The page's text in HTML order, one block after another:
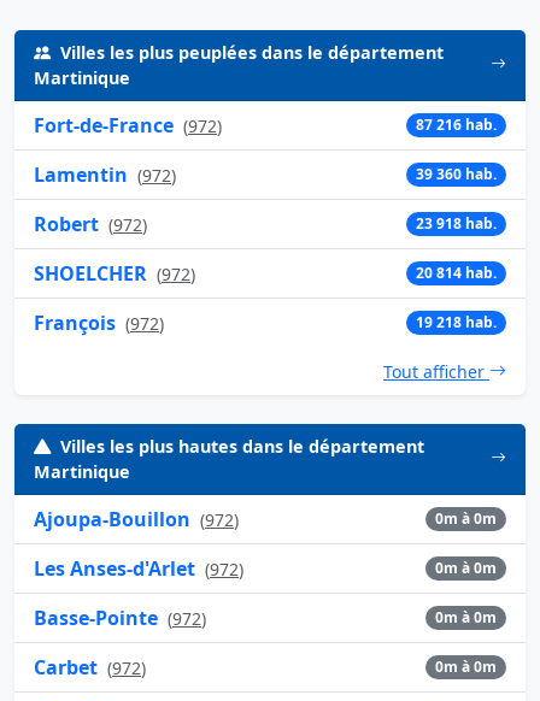
Villes les plus peuplées dans le département
Martinique
Fort-de-France (972) 87 216 hab.
Lamentin (972) 39 360 hab.
Robert (972) 23 918 hab.
SHOELCHER (972) 20 814 hab.
François (972) 19 218 hab.
Tout afficher
Villes les plus hautes dans le département
Martinique
Ajoupa-Bouillon (972) 0m à 0m
Les Anses-d'Arlet (972) 0m à 0m
Basse-Pointe (972) 0m à 0m
Carbet (972) 0m à 0m